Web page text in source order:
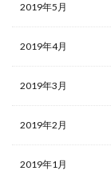
2019年5月
2019年4月
2019年3月
2019年2月
2019年1月